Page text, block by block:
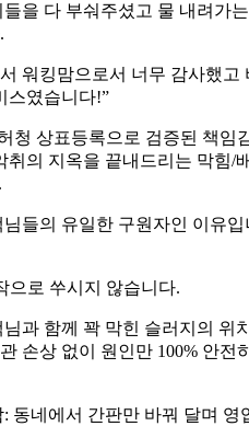
을 다 부숴주셨고 물 내려가는
워킹맘으로서 너무 감사했고
스였습니다!”
청 상표등록으로 검증된 책임
의 지옥을 끝내드리는 막힘/
들의 유일한 구원자인 이유입
으로 쑤시지 않습니다.
과 함께 꽉 막힌 슬러지의 위
손상 없이 원인만 100% 안전
동네에서 간판만 바꿔 달며 영